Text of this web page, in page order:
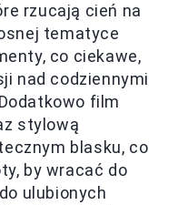
rzucają cień na
tematyce
co ciekawe,
nad codziennymi
film
stylową
blasku, co
by wracać do
ulubionych